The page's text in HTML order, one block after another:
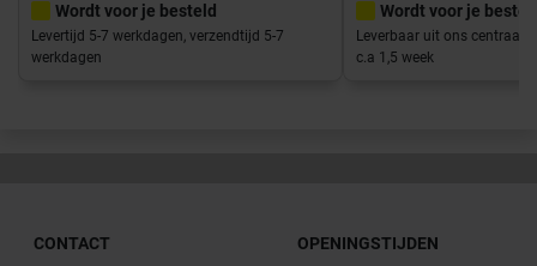
Wordt voor je besteld
Levertijd 5-7 werkdagen, verzendtijd 5-7
werkdagen
Wordt voor je
Leverbaar uit ons centraal
c.a 1,5 week
CONTACT OPENINGSTIJDEN